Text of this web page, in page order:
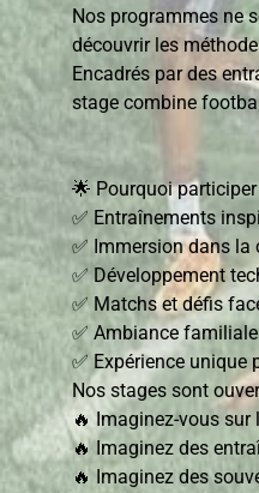
Nos programmes ne
découvrir les
Encadrés par des
stage combine
🌟 Pourquoi
✅ Entraînements
✅ Immersion dans
✅ Développement
✅ Matchs et défis
✅ Ambiance
✅ Expérience unique
Nos stages sont
🔥 Imaginez-vous
🔥 Imaginez des
🔥 Imaginez des